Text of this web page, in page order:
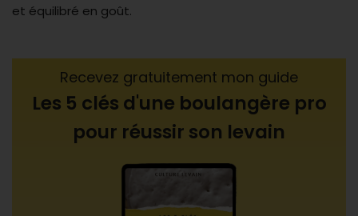
et équilibré en goût.
Recevez gratuitement mon guide
Les 5 clés d'une boulangère pro
pour réussir son levain